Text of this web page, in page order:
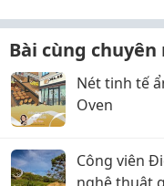
Bài cùng chuyên
Nét tinh tế
Oven
Công viên